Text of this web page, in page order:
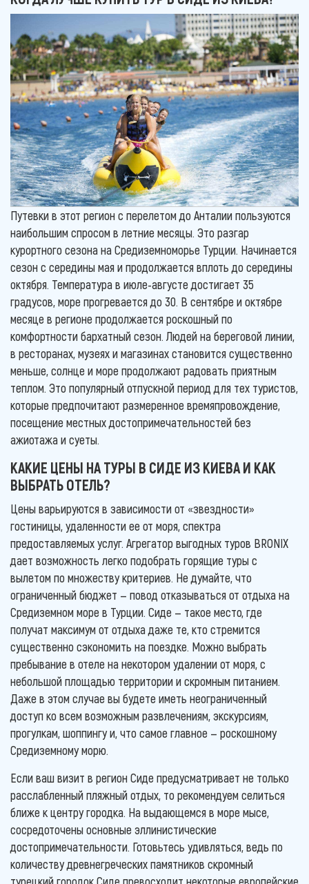
Путевки в этот регион с перелетом до Анталии пользуются
наибольшим спросом в летние месяцы. Это разгар
курортного сезона на Средиземноморье Турции. Начинается
сезон с середины мая и продолжается вплоть до середины
октября. Температура в июле-августе достигает 35
градусов, море прогревается до 30. В сентябре и октябре
месяце в регионе продолжается роскошный по
комфортности бархатный сезон. Людей на береговой линии,
в ресторанах, музеях и магазинах становится существенно
меньше, солнце и море продолжают радовать приятным
теплом. Это популярный отпускной период для тех туристов,
которые предпочитают размеренное времяпровождение,
посещение местных достопримечательностей без
ажиотажа и суеты.
КАКИЕ ЦЕНЫ НА ТУРЫ В СИДЕ ИЗ КИЕВА И КАК
ВЫБРАТЬ ОТЕЛЬ?
Цены варьируются в зависимости от «звездности»
гостиницы, удаленности ее от моря, спектра
предоставляемых услуг. Агрегатор выгодных туров BRONIX
дает возможность легко подобрать горящие туры с
вылетом по множеству критериев. Не думайте, что
ограниченный бюджет — повод отказываться от отдыха на
Средиземном море в Турции. Сиде — такое место, где
получат максимум от отдыха даже те, кто стремится
существенно сэкономить на поездке. Можно выбрать
пребывание в отеле на некотором удалении от моря, с
небольшой площадью территории и скромным питанием.
Даже в этом случае вы будете иметь неограниченный
доступ ко всем возможным развлечениям, экскурсиям,
прогулкам, шоппингу и, что самое главное — роскошному
Средиземному морю.
Если ваш визит в регион Сиде предусматривает не только
расслабленный пляжный отдых, то рекомендуем селиться
ближе к центру городка. На выдающемся в море мысе,
сосредоточены основные эллинистические
достопримечательности. Готовьтесь удивляться, ведь по
количеству древнегреческих памятников скромный